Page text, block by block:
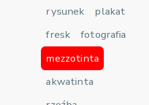
rysunek
plakat
fresk
fotografia
mezzotinta
akwatinta